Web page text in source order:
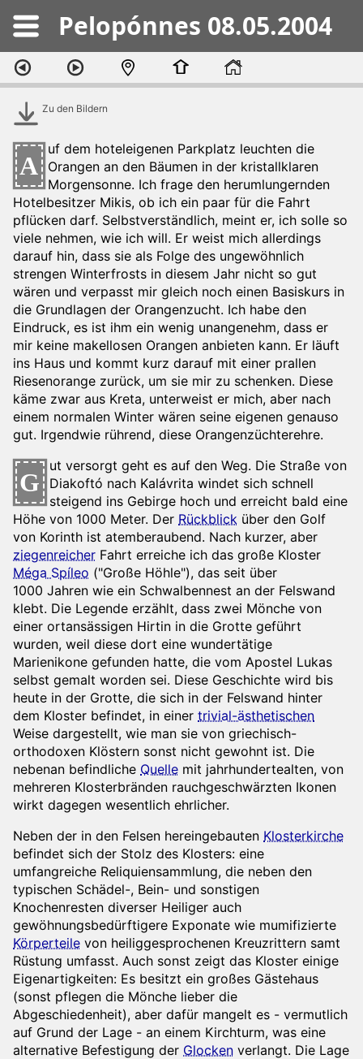
Pelopónnes 08.05.2004
Zu den Bildern
A
uf dem hoteleigenen Parkplatz leuchten die
Orangen an den Bäumen in der kristallklaren
Morgensonne. Ich frage den herumlungernden
Hotelbesitzer Mikis, ob ich ein paar für die Fahrt
pflücken darf. Selbstverständlich, meint er, ich solle so
viele nehmen, wie ich will. Er weist mich allerdings
darauf hin, dass sie als Folge des ungewöhnlich
strengen Winterfrosts in diesem Jahr nicht so gut
wären und verpasst mir gleich noch einen Basiskurs in
die Grundlagen der Orangenzucht. Ich habe den
Eindruck, es ist ihm ein wenig unangenehm, dass er
mir keine makellosen Orangen anbieten kann. Er läuft
ins Haus und kommt kurz darauf mit einer prallen
Riesenorange zurück, um sie mir zu schenken. Diese
käme zwar aus Kreta, unterweist er mich, aber nach
einem normalen Winter wären seine eigenen genauso
gut. Irgendwie rührend, diese Orangenzüchterehre.
G
ut versorgt geht es auf den Weg. Die Straße von
Diakoftó nach Kalávrita windet sich schnell
steigend ins Gebirge hoch und erreicht bald eine
Höhe von 1000 Meter. Der Rückblick über den Golf
von Korinth ist atemberaubend. Nach kurzer, aber
ziegenreicher Fahrt erreiche ich das große Kloster
Méga Spíleo ("Große Höhle"), das seit über
1000 Jahren wie ein Schwalbennest an der Felswand
klebt. Die Legende erzählt, dass zwei Mönche von
einer ortansässigen Hirtin in die Grotte geführt
wurden, weil diese dort eine wundertätige
Marienikone gefunden hatte, die vom Apostel Lukas
selbst gemalt worden sei. Diese Geschichte wird bis
heute in der Grotte, die sich in der Felswand hinter
dem Kloster befindet, in einer trivial-ästhetischen
Weise dargestellt, wie man sie von griechisch-
orthodoxen Klöstern sonst nicht gewohnt ist. Die
nebenan befindliche Quelle mit jahrhundertealten, von
mehreren Klosterbränden rauchgeschwärzten Ikonen
wirkt dagegen wesentlich ehrlicher.
Neben der in den Felsen hereingebauten Klosterkirche
befindet sich der Stolz des Klosters: eine
umfangreiche Reliquiensammlung, die neben den
typischen Schädel-, Bein- und sonstigen
Knochenresten diverser Heiliger auch
gewöhnungsbedürftigere Exponate wie mumifizierte
Körperteile von heiliggesprochenen Kreuzrittern samt
Rüstung umfasst. Auch sonst zeigt das Kloster einige
Eigenartigkeiten: Es besitzt ein großes Gästehaus
(sonst pflegen die Mönche lieber die
Abgeschiedenheit), aber dafür mangelt es - vermutlich
auf Grund der Lage - an einem Kirchturm, was eine
alternative Befestigung der Glocken verlangt. Die Lage